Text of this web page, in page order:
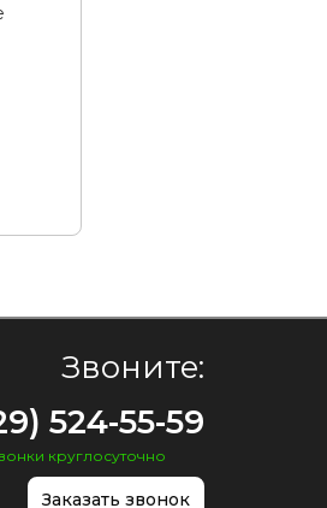
Звоните:
524-55-59
круглосуточно
Заказать звонок